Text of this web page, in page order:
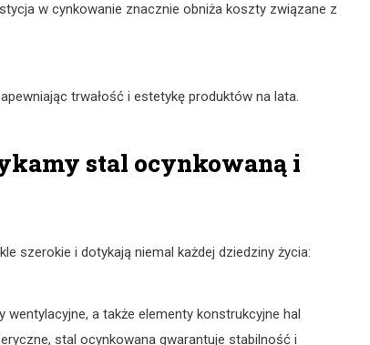
w cynkowanie znacznie obniża koszty związane z
trwałość i estetykę produktów na lata.
stal ocynkowaną i
szerokie i dotykają niemal każdej dziedziny życia:
a także elementy konstrukcyjne hal
stal ocynkowana gwarantuje stabilność i